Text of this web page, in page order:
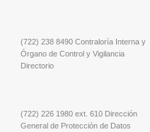
(722) 238 8490 Contraloría Interna y
Órgano de Control y Vigilancia
Directorio
(722) 226 1980 ext. 610 Dirección
General de Protección de Datos